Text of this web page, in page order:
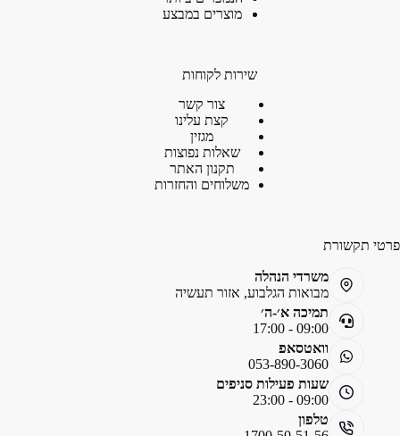
מוצרים במבצע
שירות לקוחות
צור קשר
קצת עלינו
מגזין
שאלות נפוצות
תקנון האתר
משלוחים והחזרות
פרטי תקשורת
משרדי הנהלה
מבואות הגלבוע, אזור תעשיה
תמיכה א׳-ה׳
09:00 - 17:00
וואטסאפ
053-890-3060
שעות פעילות סניפים
09:00 - 23:00
טלפון